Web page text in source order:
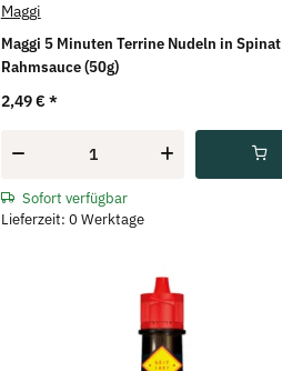
Maggi
Maggi 5 Minuten Terrine Nudeln in Spinat
Rahmsauce (50g)
2,49 € *
Sofort verfügbar
Lieferzeit: 0 Werktage